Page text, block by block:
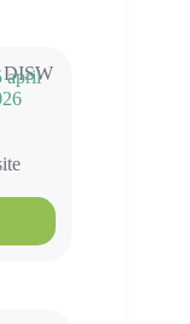
DISW
april